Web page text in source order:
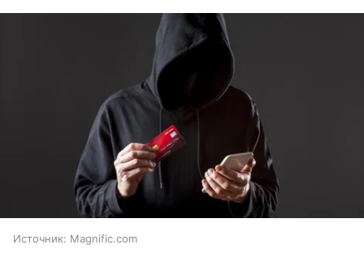
Источник: Magnific.com